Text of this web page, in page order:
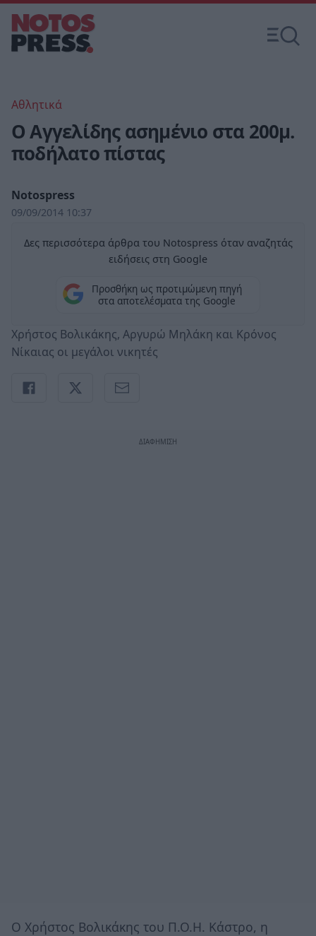
Αθλητικά
Ο Αγγελίδης ασημένιο στα 200μ.
ποδήλατο πίστας
Notospress
09/09/2014 10:37
Δες περισσότερα άρθρα του Notospress όταν αναζητάς
ειδήσεις στη Google
Προσθήκη ως προτιμώμενη πηγή
στα αποτελέσματα της Google
Χρήστος Βολικάκης, Αργυρώ Μηλάκη και Κρόνος
Νίκαιας οι μεγάλοι νικητές
Ο Χρήστος Βολικάκης του Π.Ο.Η. Κάστρο, η